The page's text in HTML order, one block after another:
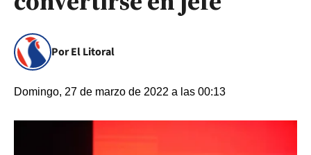
Por El Litoral
Domingo, 27 de marzo de 2022 a las 00:13